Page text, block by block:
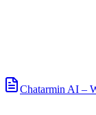
Chatarmin AI –